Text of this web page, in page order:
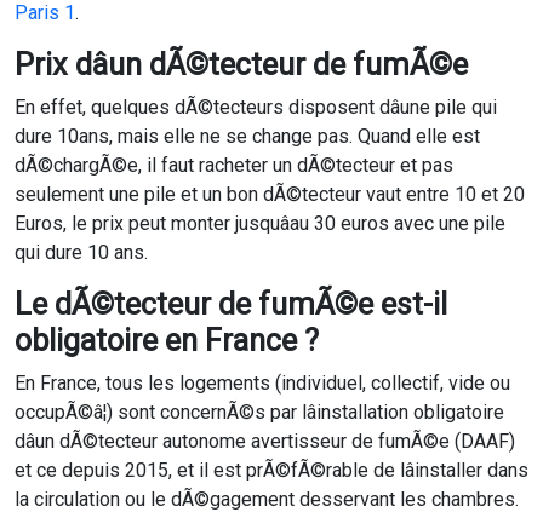
Paris 1.
Prix dâun dÃ©tecteur de fumÃ©e
En effet, quelques dÃ©tecteurs disposent dâune pile qui
dure 10ans, mais elle ne se change pas. Quand elle est
dÃ©chargÃ©e, il faut racheter un dÃ©tecteur et pas
seulement une pile et un bon dÃ©tecteur vaut entre 10 et 20
Euros, le prix peut monter jusquâau 30 euros avec une pile
qui dure 10 ans.
Le dÃ©tecteur de fumÃ©e est-il
obligatoire en France ?
En France, tous les logements (individuel, collectif, vide ou
occupÃ©â¦) sont concernÃ©s par lâinstallation obligatoire
dâun dÃ©tecteur autonome avertisseur de fumÃ©e (DAAF)
et ce depuis 2015, et il est prÃ©fÃ©rable de lâinstaller dans
la circulation ou le dÃ©gagement desservant les chambres.